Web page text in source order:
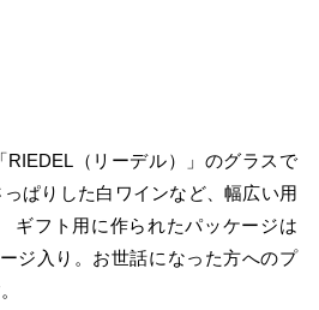
RIEDEL（リーデル）」のグラスで
ぱりした白ワインなど、幅広い用
ギフト用に作られたパッケージは
ジ入り。お世話になった方へのプ